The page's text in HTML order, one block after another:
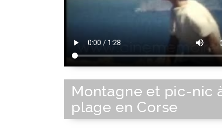
Montagne et pic-nic
plage en Corse